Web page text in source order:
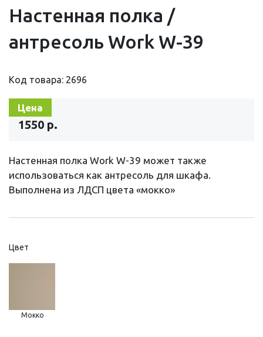
Настенная полка /
антресоль Work W-39
Код товара: 2696
Цена
1550 р.
Настенная полка Work W-39 может также
использоваться как антресоль для шкафа.
Выполнена из ЛДСП цвета «мокко»
Цвет
Мокко